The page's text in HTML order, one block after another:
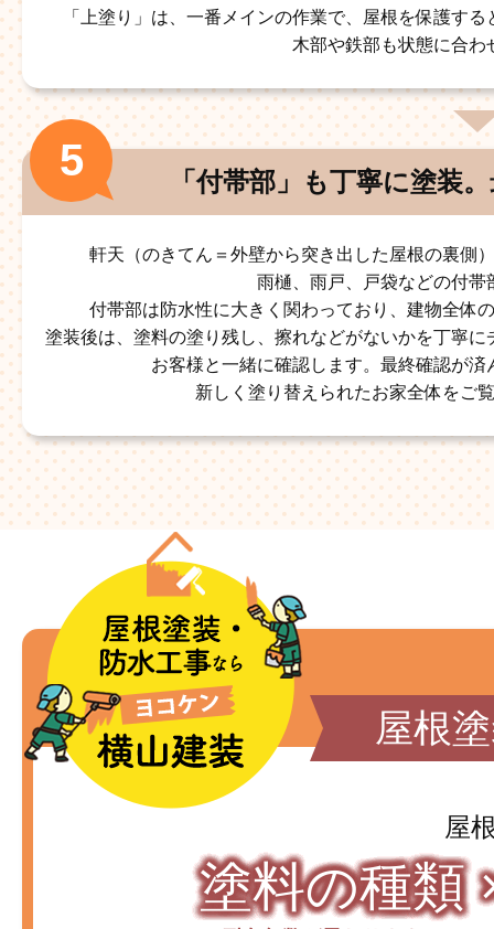
「上塗り」は、一番メインの作業で、屋根を保護す
木部や鉄部も状態に合わ
「付帯部」も丁寧に塗装。
軒天（のきてん＝外壁から突き出した屋根の裏側
雨樋、雨戸、戸袋などの付帯
付帯部は防水性に大きく関わっており、建物全体
塗装後は、塗料の塗り残し、擦れなどがないかを丁寧
お客様と一緒に確認します。最終確認が
新しく塗り替えられたお家全体をご
屋根
屋
塗料の種類